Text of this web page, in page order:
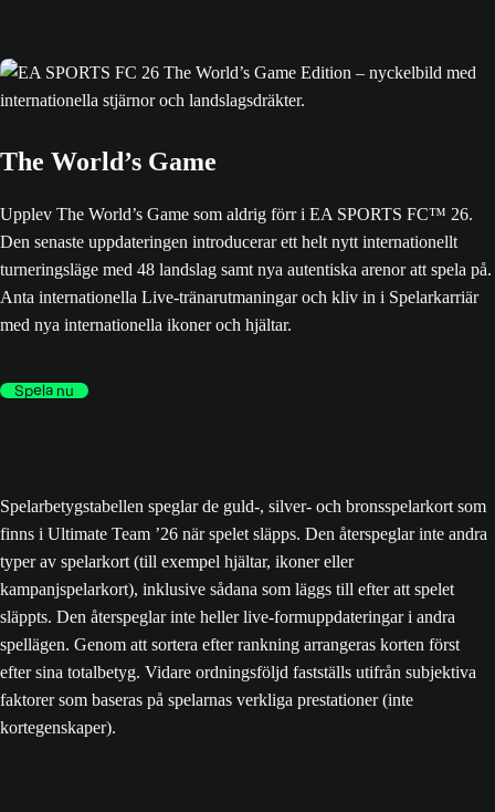
The World’s Game
Upplev The World’s Game som aldrig förr i EA SPORTS FC™ 26.
Den senaste uppdateringen introducerar ett helt nytt internationellt
turneringsläge med 48 landslag samt nya autentiska arenor att spela på.
Anta internationella Live-tränarutmaningar och kliv in i Spelarkarriär
med nya internationella ikoner och hjältar.
Spela nu
Spelarbetygstabellen speglar de guld-, silver- och bronsspelarkort som
finns i Ultimate Team ’26 när spelet släpps. Den återspeglar inte andra
typer av spelarkort (till exempel hjältar, ikoner eller
kampanjspelarkort), inklusive sådana som läggs till efter att spelet
släppts. Den återspeglar inte heller live-formuppdateringar i andra
spellägen. Genom att sortera efter rankning arrangeras korten först
efter sina totalbetyg. Vidare ordningsföljd fastställs utifrån subjektiva
faktorer som baseras på spelarnas verkliga prestationer (inte
kortegenskaper).